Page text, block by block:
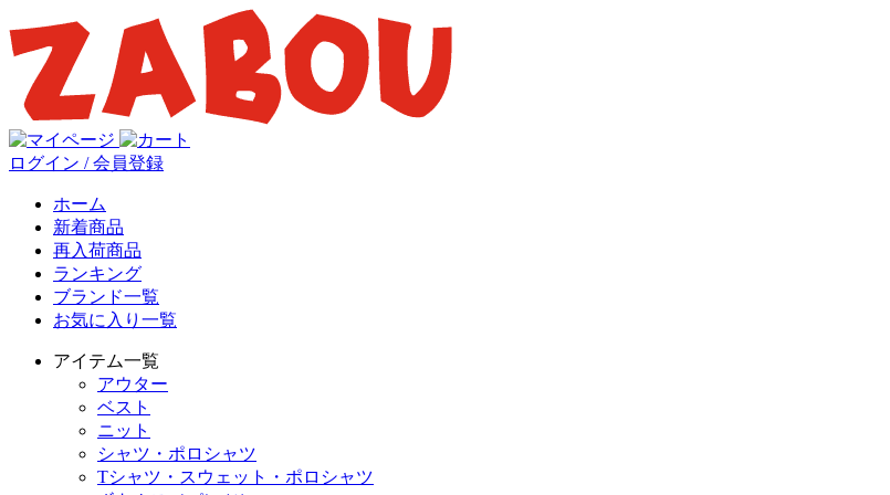
ログイン / 会員登録
ホーム
新着商品
再入荷商品
ランキング
ブランド一覧
お気に入り一覧
アイテム一覧
アウター
ベスト
ニット
シャツ・ポロシャツ
Tシャツ・スウェット・ポロシャツ